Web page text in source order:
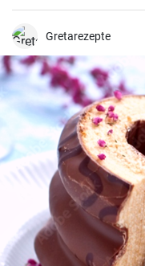
entrada ou prato principal.
Gretarezepte